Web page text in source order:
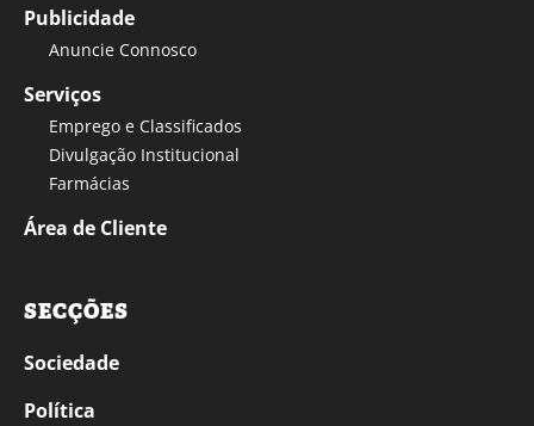
Publicidade
Anuncie Connosco
Serviços
Emprego e Classificados
Divulgação Institucional
Farmácias
Área de Cliente
SECÇÕES
Sociedade
Política